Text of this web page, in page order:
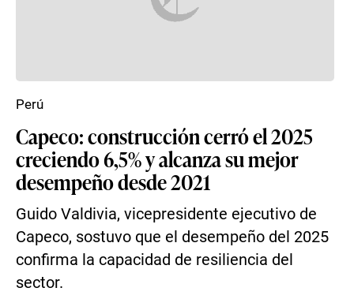
Capeco: construcción cerró el 2025
creciendo 6,5% y alcanza su mejor
desempeño desde 2021
Guido Valdivia, vicepresidente ejecutivo de
Capeco, sostuvo que el desempeño del 2025
confirma la capacidad de resiliencia del
sector.
Perú